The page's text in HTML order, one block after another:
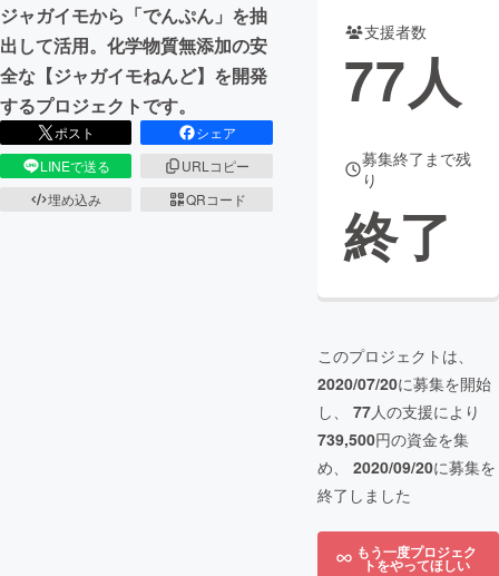
ジャガイモから「でんぷん」を抽
出して活用。化学物質無添加の安
全な【ジャガイモねんど】を開発
するプロジェクトです。
ポスト
シェア
LINEで送る
URLコピー
埋め込み
QRコード
支援者数
77人
募集終了まで残
り
終了
このプロジェクトは、
2020/07/20に募集を開始
し、 77人の支援により
739,500円の資金を集
め、 2020/09/20に募集を
終了しました
もう一度プロジェク
トをやってほしい